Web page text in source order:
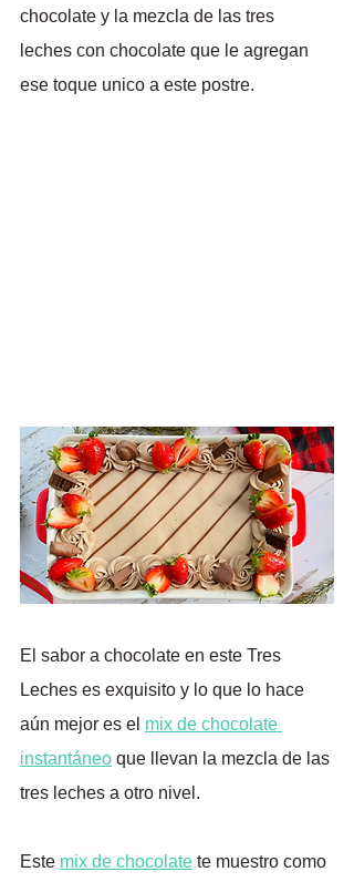
chocolate y la mezcla de las tres
leches con chocolate que le agregan
ese toque unico a este postre.
El sabor a chocolate en este Tres
Leches es exquisito y lo que lo hace
aún mejor es el mix de chocolate
instantáneo que llevan la mezcla de las
tres leches a otro nivel.
Este mix de chocolate te muestro como